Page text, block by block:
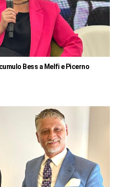
Bess a Melfi e Picerno